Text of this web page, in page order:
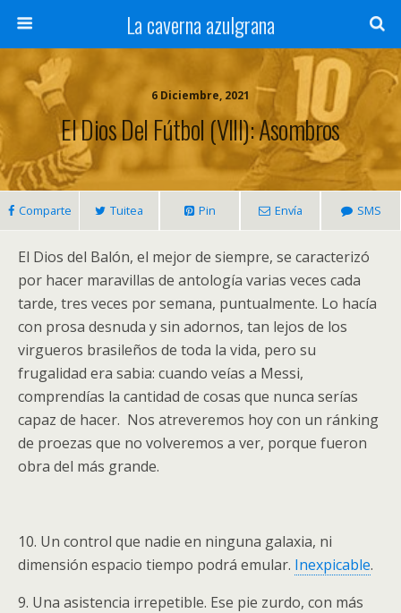
La caverna azulgrana
6 Diciembre, 2021
El Dios Del Fútbol (VIII): Asombros
Comparte Tuitea Pin Envía SMS
El Dios del Balón, el mejor de siempre, se caracterizó
por hacer maravillas de antología varias veces cada
tarde, tres veces por semana, puntualmente. Lo hacía
con prosa desnuda y sin adornos, tan lejos de los
virgueros brasileños de toda la vida, pero su
frugalidad era sabia: cuando veías a Messi,
comprendías la cantidad de cosas que nunca serías
capaz de hacer. Nos atreveremos hoy con un ránking
de proezas que no volveremos a ver, porque fueron
obra del más grande.
10. Un control que nadie en ninguna galaxia, ni
dimensión espacio tiempo podrá emular. Inexpicable.
9. Una asistencia irrepetible. Ese pie zurdo, con más